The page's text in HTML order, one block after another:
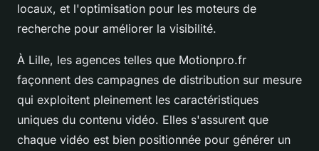
locaux, et l'optimisation pour les moteurs de
recherche pour améliorer la visibilité.
À Lille, les agences telles que Motionpro.fr
façonnent des campagnes de distribution sur mesure
qui exploitent pleinement les caractéristiques
uniques du contenu vidéo. Elles s'assurent que
chaque vidéo est bien positionnée pour générer un